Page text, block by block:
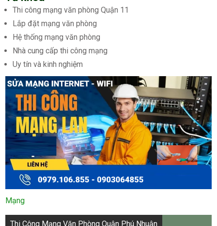
Thi công mạng văn phòng Quận 11
Lắp đặt mạng văn phòng
Hệ thống mạng văn phòng
Nhà cung cấp thi công mạng
Uy tín và kinh nghiệm
Mạng
Điều
Thi Công Mạng Văn Phòng Quận Phú Nhuận